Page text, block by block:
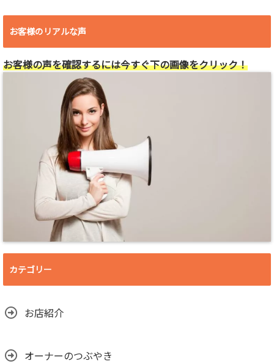
お客様のリアルな声
お客様の声を確認するには今すぐ下の画像をクリック！
カテゴリー
お店紹介
オーナーのつぶやき